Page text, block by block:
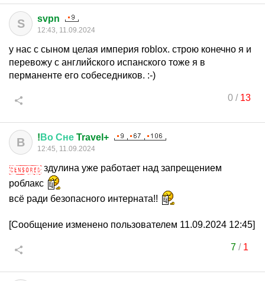
S svpn
12:43, 11.09.2024
у нас с сыном целая империя roblox. строю конечно я и
перевожу с английского испанского тоже я в
перманенте его собеседников. :-)
0 / 13
В ! Во Сне Travel+
12:45, 11.09.2024
здулина уже работает над запрещением
роблакс
всё ради безопасного интерната!!
[Сообщение изменено пользователем 11.09.2024 12:45]
7/ 1